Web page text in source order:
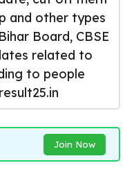
and other types
Board, CBSE
related to
to people
Join Now